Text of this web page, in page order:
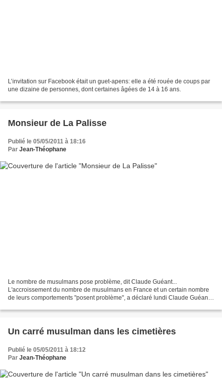
L’invitation sur Facebook était un guet-apens: elle a été rouée de coups par
une dizaine de personnes, dont certaines âgées de 14 à 16 ans.
Monsieur de La Palisse
Publié le 05/05/2011 à 18:16
Par Jean-Théophane
Le nombre de musulmans pose problème, dit Claude Guéant...
L'accroissement du nombre de musulmans en France et un certain nombre
de leurs comportements "posent problème", a déclaré lundi Claude Guéant
Un carré musulman dans les cimetières
Publié le 05/05/2011 à 18:12
Par Jean-Théophane